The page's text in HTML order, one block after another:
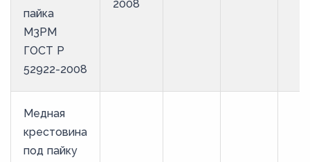
пайка
М3РМ
ГОСТ Р
52922-2008
2008
Медная
крестовина
под пайку